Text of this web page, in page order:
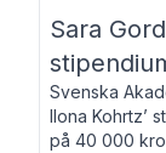
Sara
Svenska
Ilona Kohrtz’
på 40 000